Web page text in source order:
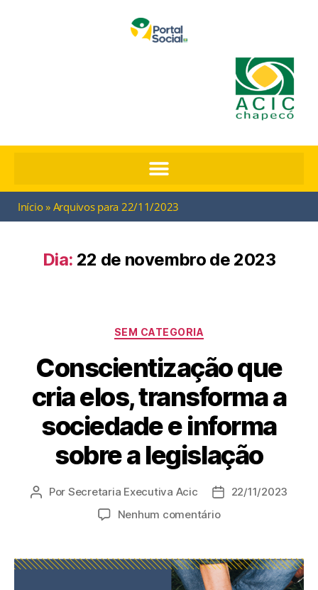
Início» Arquivos para 22/11/2023
Dia: 22 de novembro de 2023
SEM CATEGORIA
Conscientização que
cria elos, transforma a
sociedade e informa
sobre a legislação
Por Secretaria Executiva Acic
22/11/2023
Nenhum comentário